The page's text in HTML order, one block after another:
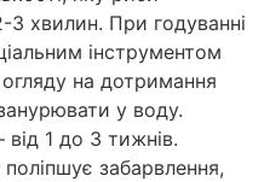
3 хвилин. При годуванні
інструментом
на дотримання
у воду.
від 1 до 3 тижнів.
забарвлення,